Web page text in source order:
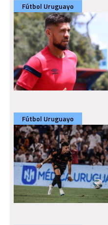
Fútbol Uruguayo
Fútbol Uruguayo